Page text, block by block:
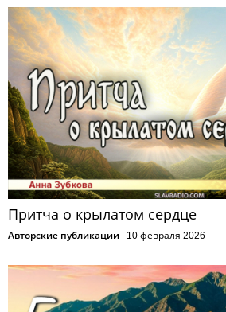
Притча о крылатом сердце
Авторские публикации 10 февраля 2026